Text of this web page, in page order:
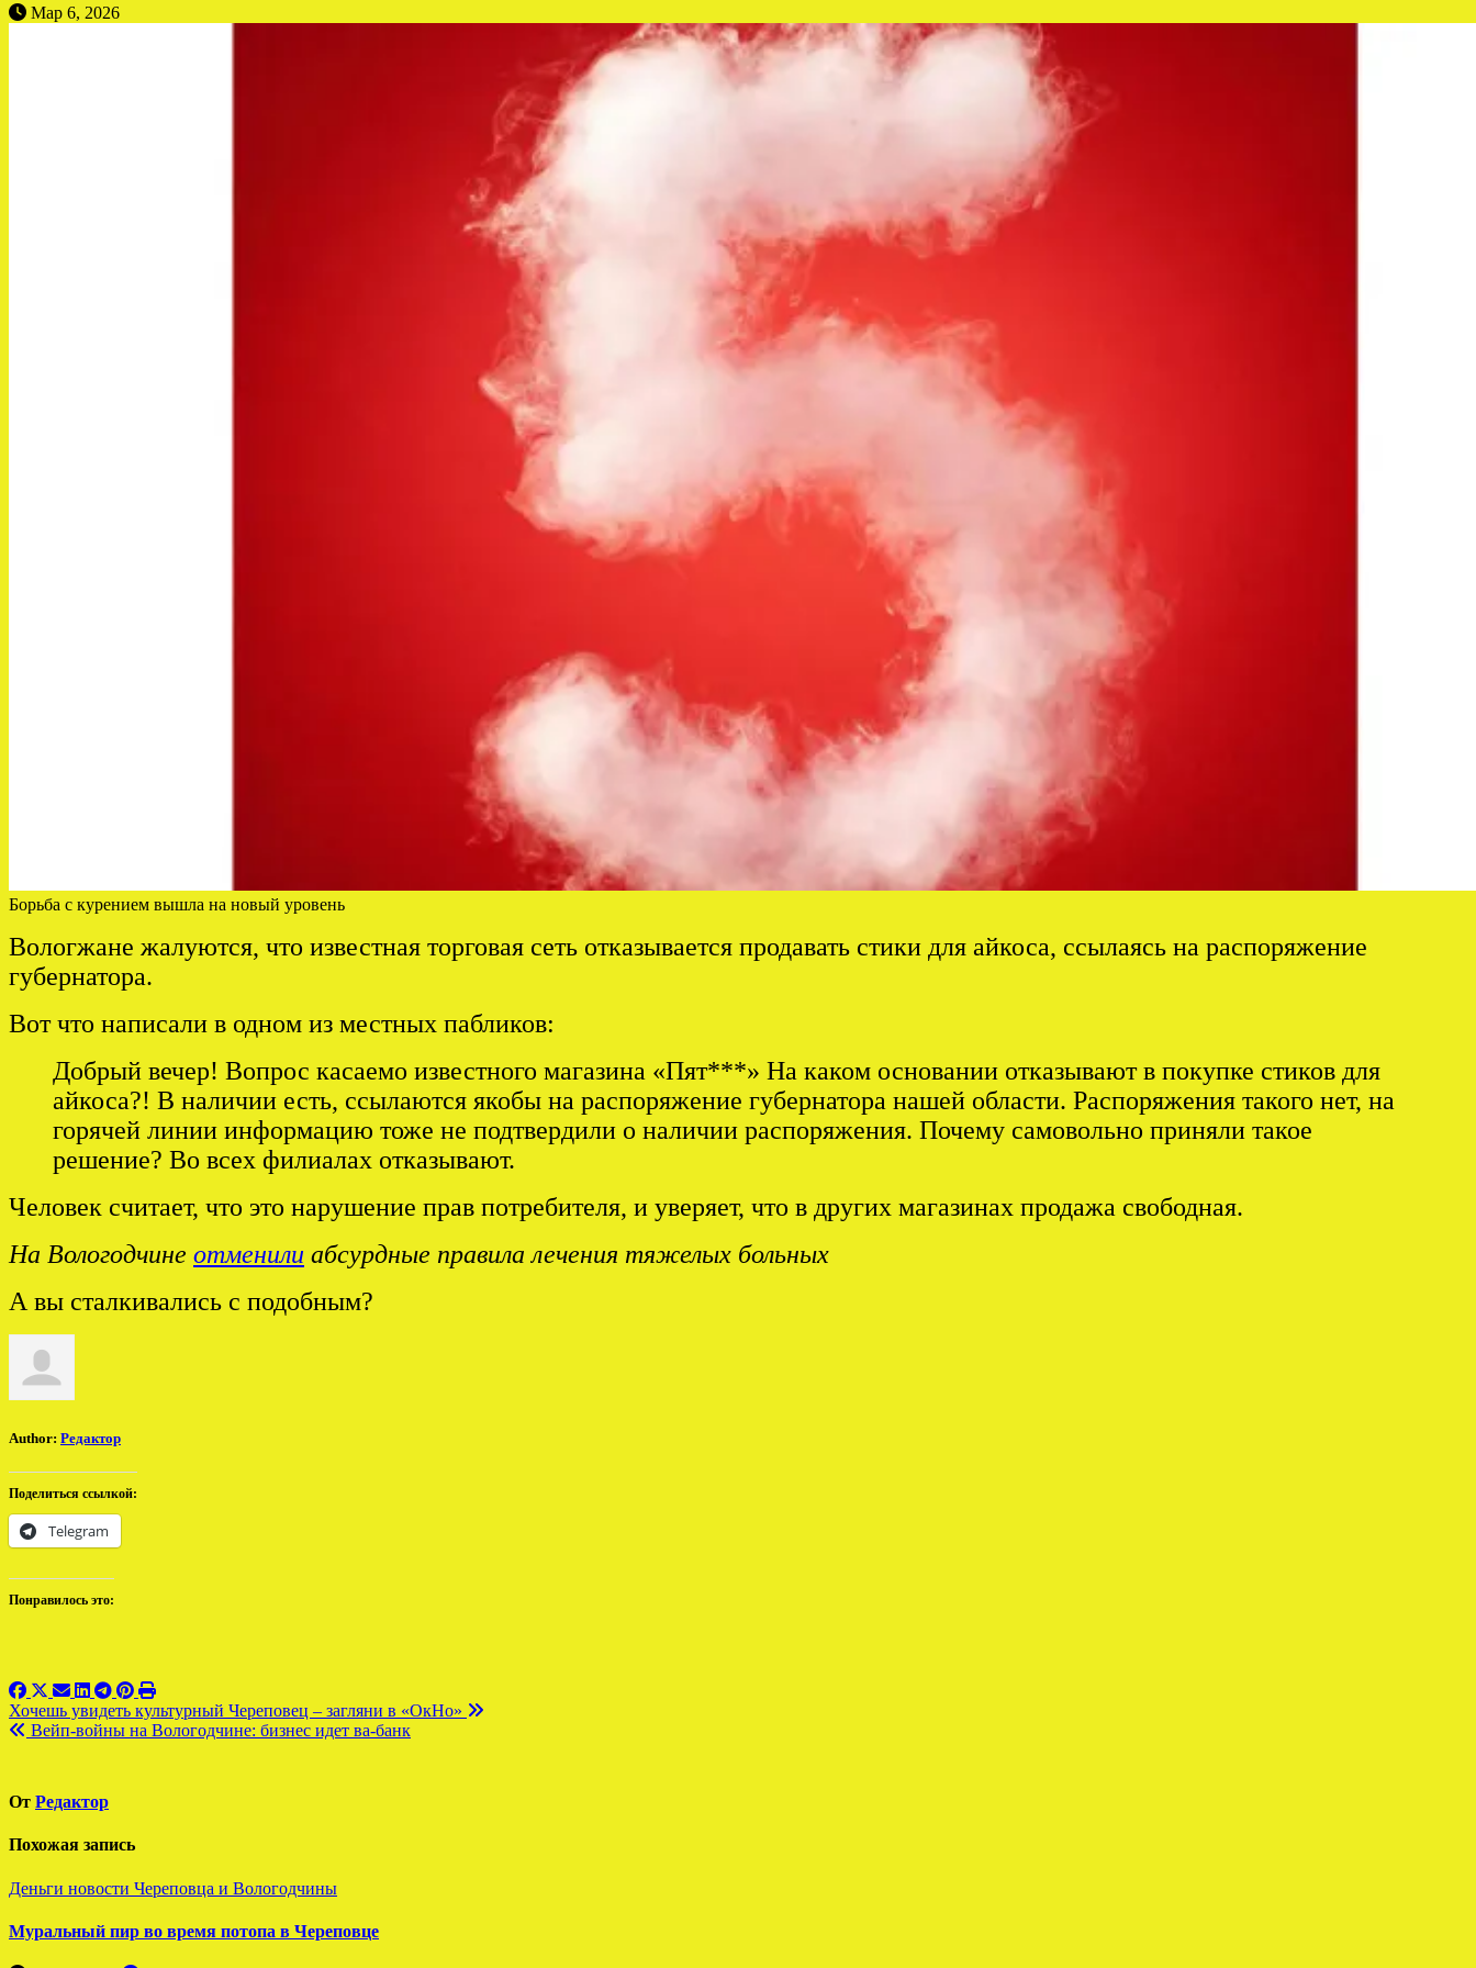
Мар 6, 2026
Борьба с курением вышла на новый уровень
Вологжане жалуются, что известная торговая сеть отказывается продавать стики для айкоса, ссылаясь на распоряжение
губернатора.
Вот что написали в одном из местных пабликов:
Добрый вечер! Вопрос касаемо известного магазина «Пят***» На каком основании отказывают в покупке стиков для
айкоса?! В наличии есть, ссылаются якобы на распоряжение губернатора нашей области. Распоряжения такого нет, на
горячей линии информацию тоже не подтвердили о наличии распоряжения. Почему самовольно приняли такое
решение? Во всех филиалах отказывают.
Человек считает, что это нарушение прав потребителя, и уверяет, что в других магазинах продажа свободная.
На Вологодчине отменили абсурдные правила лечения тяжелых больных
А вы сталкивались с подобным?
Author: Редактор
Поделиться ссылкой:
Telegram
Понравилось это:
Навигация
по
Хочешь увидеть культурный Череповец – загляни в «ОкНо»
Вейп-войны на Вологодчине: бизнес идет ва-банк
От Редактор
Похожая запись
Деньги новости Череповца и Вологодчины
Муральный пир во время потопа в Череповце